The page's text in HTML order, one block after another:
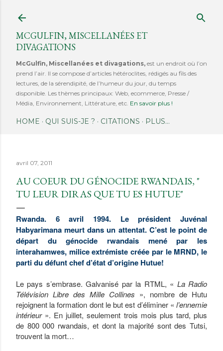
MCGULFIN, MISCELLANÉES ET
DIVAGATIONS
McGulfin, Miscellanées et divagations, est un endroit où l’on
prend l’air. Il se compose d’articles hétéroclites, rédigés au fils des
lectures, de la sérendipité, de l’humeur du jour, du temps
disponible. Les thèmes principaux: Web, ecommerce, Presse /
Média, Environnement, Littérature, etc. En savoir plus !
HOME QUI SUIS-JE ? CITATIONS PLUS…
avril 07, 2011
AU COEUR DU GÉNOCIDE RWANDAIS, "
TU LEUR DIRAS QUE TU ES HUTUE"
Rwanda. 6 avril 1994. Le président Juvénal
Habyarimana meurt dans un attentat. C’est le point de
départ du génocide rwandais mené par les
interahamwes, milice extrémiste créée par le MRND, le
parti du défunt chef d’état d’origine Hutue!
Le pays s’embrase. Galvanisé par la RTML, « La Radio
Télévision Libre des Mille Collines », nombre de Hutu
rejoignent la formation dont le but est d’éliminer « l’ennemie
intérieur ». En juillet, seulement trois mois plus tard, plus
de 800 000 rwandais, et dont la majorité sont des Tutsi,
trouvent la mort…